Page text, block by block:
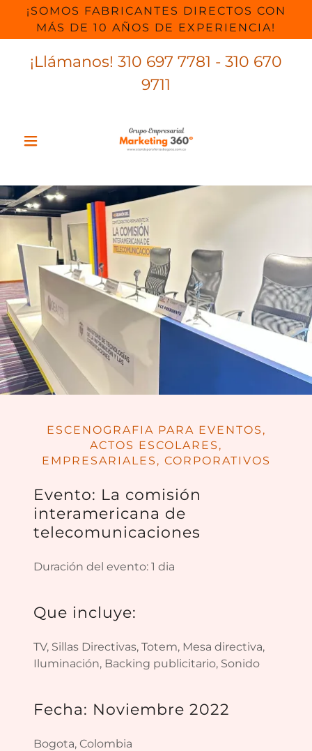
¡SOMOS FABRICANTES DIRECTOS CON
MÁS DE 10 AÑOS DE EXPERIENCIA!
¡Llámanos! 310 697 7781 - 310 670
9711
ESCENOGRAFIA PARA EVENTOS,
ACTOS ESCOLARES,
EMPRESARIALES, CORPORATIVOS
Evento: La comisión
interamericana de
telecomunicaciones
Duración del evento: 1 dia
Que incluye:
TV, Sillas Directivas, Totem, Mesa directiva,
Iluminación, Backing publicitario, Sonido
Fecha: Noviembre 2022
Bogota, Colombia